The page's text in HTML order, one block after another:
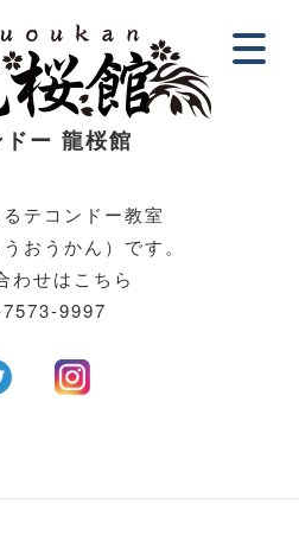
ドー 龍桜館
テコンドー教室
おうかん）です。
わせはこちら
9997